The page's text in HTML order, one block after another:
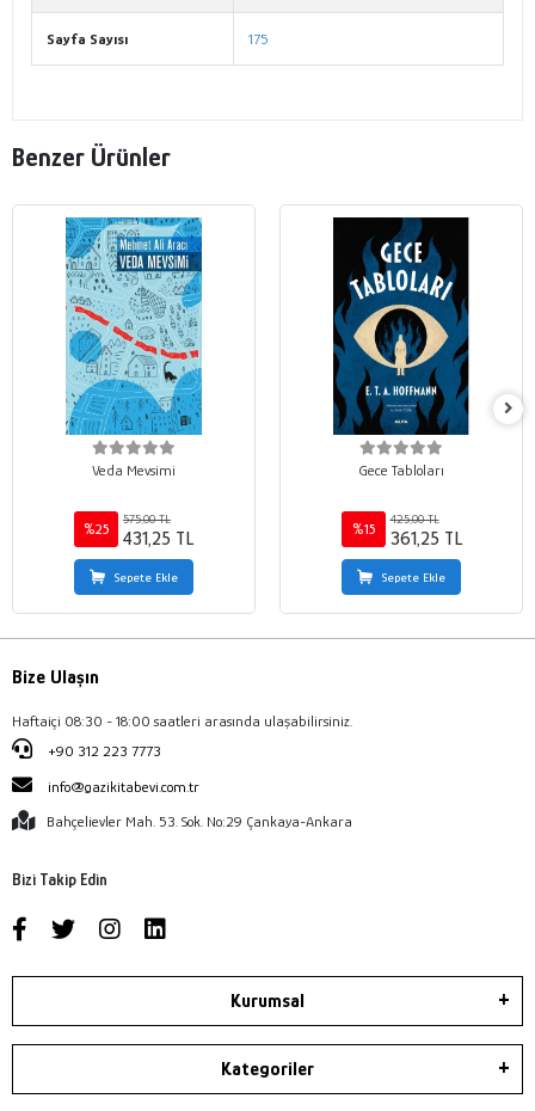
Sayfa Sayısı 175
Benzer Ürünler
Veda Mevsimi
%25
575,00 TL
431,25 TL
Sepete Ekle
Gece Tabloları
%15
425,00 TL
361,25 TL
Sepete Ekle
Bize Ulaşın
Haftaiçi 08:30 - 18:00 saatleri arasında ulaşabilirsiniz.
+90 312 223 7773
info@gazikitabevi.com.tr
Bahçelievler Mah. 53. Sok. No:29 Çankaya-Ankara
Bizi Takip Edin
Kurumsal
Kategoriler